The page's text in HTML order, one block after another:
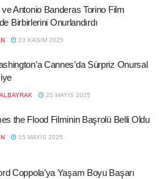
Antonio Banderas Torino Film
Birbirlerini Onurlandırdı
23 KASIM 2025
Cannes’da Sürpriz Onursal
20 MAYIS 2025
the Flood Filminin Başrolü Belli Oldu
15 MAYIS 2025
Coppola’ya Yaşam Boyu Başarı